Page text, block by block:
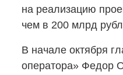
на реализацию
чем в 200 млрд
В начале октября
оператора» Федор